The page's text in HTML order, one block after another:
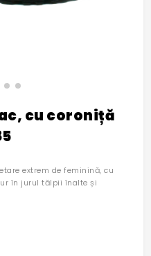
cu coroniță
extrem de feminină, cu
în jurul tălpii înalte și